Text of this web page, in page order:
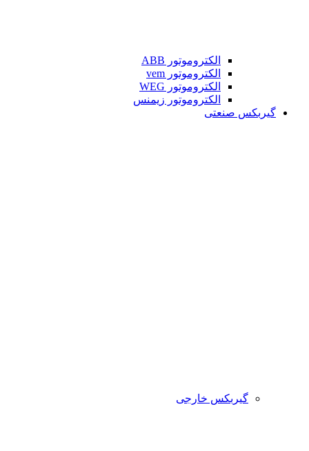
الکتروموتور ABB
الکتروموتور vem
الکتروموتور WEG
الکتروموتور زیمنس
گیربکس صنعتی
گیربکس خارجی